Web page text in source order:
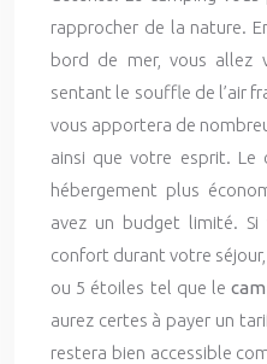
rapprocher de la nature.
bord de mer, vous allez
sentant le souffle de l’air
vous apportera de
ainsi que votre esprit. Le
hébergement plus
avez un budget limité. Si
confort durant votre
ou 5 étoiles tel que le
aurez certes à payer un
restera bien accessible